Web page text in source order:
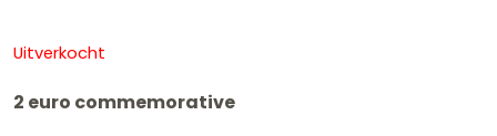
Uitverkocht
2 euro commemorative